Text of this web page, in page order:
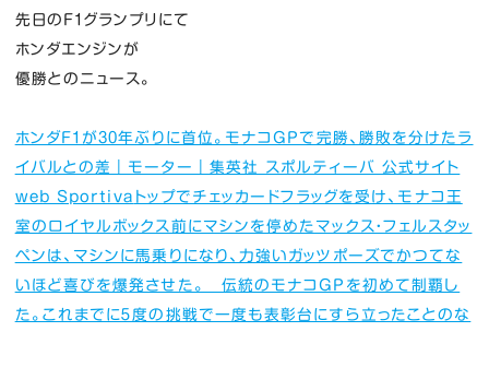
先日のF1グランプリにて
ホンダエンジンが
優勝とのニュース。
ホンダF1が30年ぶりに首位。モナコGPで完勝、勝敗を分けたラ
イバルとの差｜モーター｜集英社 スポルティーバ 公式サイト
web Sportiva トップでチェッカードフラッグを受け、モナコ王
室のロイヤルボックス前にマシンを停めたマックス・フェルスタッ
ペンは、マシンに馬乗りになり、力強いガッツポーズでかつてな
いほど喜びを爆発させた。 伝統のモナコGPを初めて制覇し
た。これまでに５度の挑戦で一度も表彰台にすら立ったことのな